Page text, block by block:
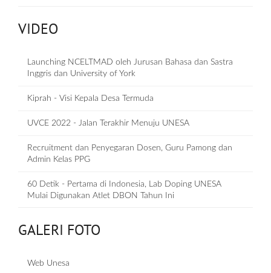
VIDEO
Launching NCELTMAD oleh Jurusan Bahasa dan Sastra
Inggris dan University of York
Kiprah - Visi Kepala Desa Termuda
UVCE 2022 - Jalan Terakhir Menuju UNESA
Recruitment dan Penyegaran Dosen, Guru Pamong dan
Admin Kelas PPG
60 Detik - Pertama di Indonesia, Lab Doping UNESA
Mulai Digunakan Atlet DBON Tahun Ini
GALERI FOTO
Web Unesa